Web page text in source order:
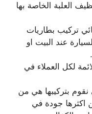
العلبة الخاصة بها
تركيب بطاريات
عند البيت او
لكل العملاء في
نقوم بتركيبها هي من
اكثرها جودة في